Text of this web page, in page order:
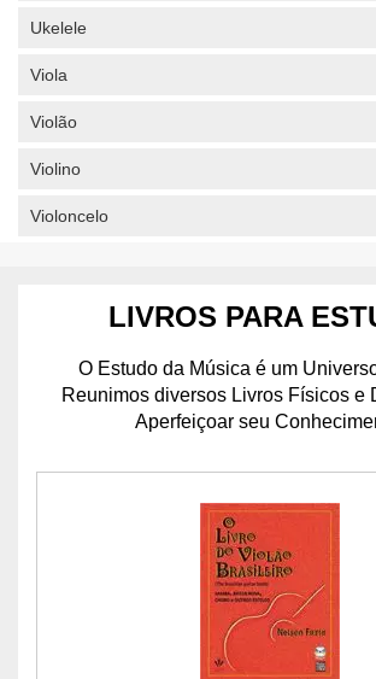
Ukelele
Viola
Violão
Violino
Violoncelo
LIVROS PARA
O Estudo da Música é um
Reunimos diversos Livros Físicos e
Aperfeiçoar seu